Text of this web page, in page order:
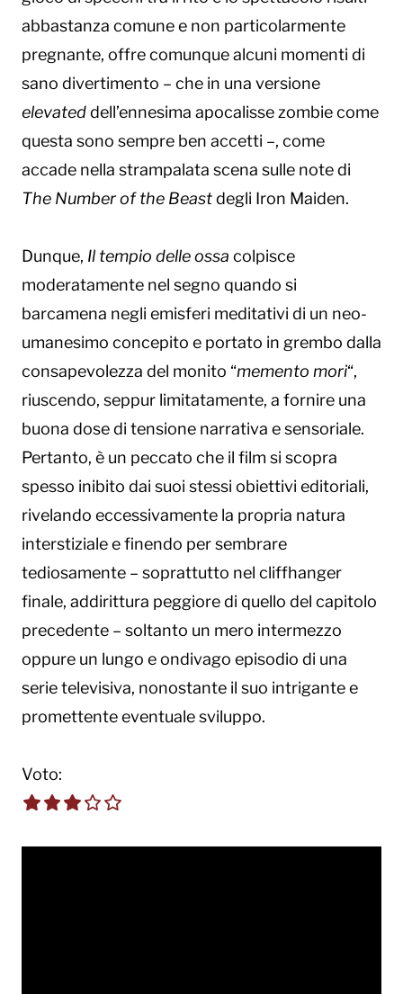
abbastanza comune e non particolarmente
pregnante, offre comunque alcuni momenti di
sano divertimento – che in una versione
elevateddell’ennesima apocalisse zombie come
questa sono sempre ben accetti –, come
accade nella strampalata scena sulle note di
The Number of the Beastdegli Iron Maiden.
Dunque, Il tempio delle ossa colpisce
moderatamente nel segno quando si
barcamena negli emisferi meditativi di un neo-
umanesimo concepito e portato in grembo dalla
consapevolezza del monito “memento mori“,
riuscendo, seppur limitatamente, a fornire una
buona dose di tensione narrativa e sensoriale.
Pertanto, è un peccato che il film si scopra
spesso inibito dai suoi stessi obiettivi editoriali,
rivelando eccessivamente la propria natura
interstiziale e finendo per sembrare
tediosamente – soprattutto nel cliffhanger
finale, addirittura peggiore di quello del capitolo
precedente – soltanto un mero intermezzo
oppure un lungo e ondivago episodio di una
serie televisiva, nonostante il suo intrigante e
promettente eventuale sviluppo.
Voto: